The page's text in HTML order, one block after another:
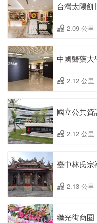
台灣太陽餅
2.09 公里
中國醫藥
2.12 公里
國立公共
2.12 公里
臺中林氏宗
2.13 公里
繼光街商圈